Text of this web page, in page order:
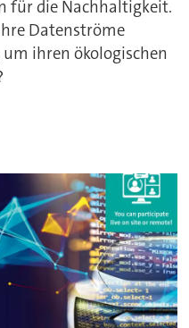
für die Nachhaltigkeit.
Datenströme
ihren ökologischen